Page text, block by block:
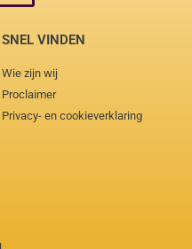
SNEL VINDEN
Wie zijn wij
Proclaimer
Privacy- en cookieverklaring